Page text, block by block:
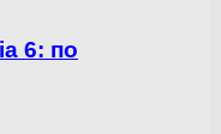
6: по